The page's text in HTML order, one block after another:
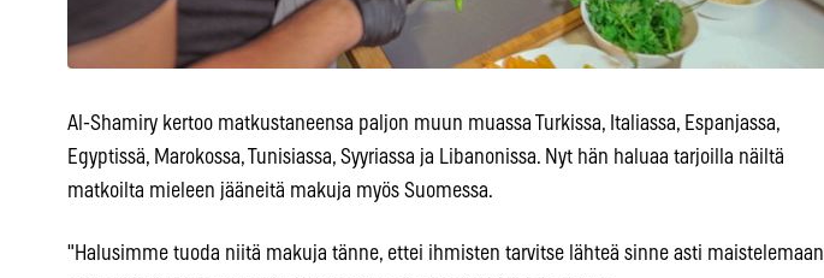
Al-Shamiry kertoo matkustaneensa paljon muun muassa Turkissa, Italiassa, Espanjassa,
Egyptissä, Marokossa, Tunisiassa, Syyriassa ja Libanonissa. Nyt hän haluaa tarjoilla näiltä
matkoilta mieleen jääneitä makuja myös Suomessa.
"Halusimme tuoda niitä makuja tänne, ettei ihmisten tarvitse lähteä sinne asti maistelemaan